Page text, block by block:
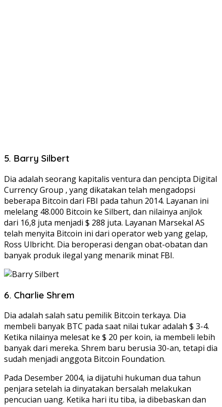
5. Barry Silbert
Dia adalah seorang kapitalis ventura dan pencipta Digital
Currency Group , yang dikatakan telah mengadopsi
beberapa Bitcoin dari FBI pada tahun 2014. Layanan ini
melelang 48.000 Bitcoin ke Silbert, dan nilainya anjlok
dari 16,8 juta menjadi $ 288 juta. Layanan Marsekal AS
telah menyita Bitcoin ini dari operator web yang gelap,
Ross Ulbricht. Dia beroperasi dengan obat-obatan dan
banyak produk ilegal yang menarik minat FBI.
6. Charlie Shrem
Dia adalah salah satu pemilik Bitcoin terkaya. Dia
membeli banyak BTC pada saat nilai tukar adalah $ 3-4.
Ketika nilainya melesat ke $ 20 per koin, ia membeli lebih
banyak dari mereka. Shrem baru berusia 30-an, tetapi dia
sudah menjadi anggota Bitcoin Foundation.
Pada Desember 2004, ia dijatuhi hukuman dua tahun
penjara setelah ia dinyatakan bersalah melakukan
pencucian uang. Ketika hari itu tiba, ia dibebaskan dan